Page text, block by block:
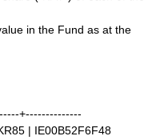
in the Fund as at the
+--------------
| IE00B52F6F48